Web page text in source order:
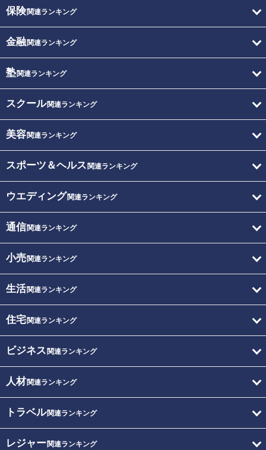
保険関連ランキング
金融関連ランキング
塾関連ランキング
スクール関連ランキング
美容関連ランキング
スポーツ＆ヘルス 関連ランキング
ウエディング関連ランキング
通信関連ランキング
小売関連ランキング
生活関連ランキング
住宅関連ランキング
ビジネス 関連ランキング
人材関連ランキング
トラベル関連ランキング
レジャー関連ランキング